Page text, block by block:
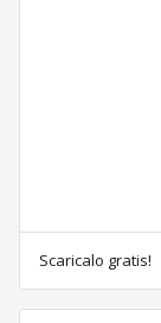
Scaricalo gratis!